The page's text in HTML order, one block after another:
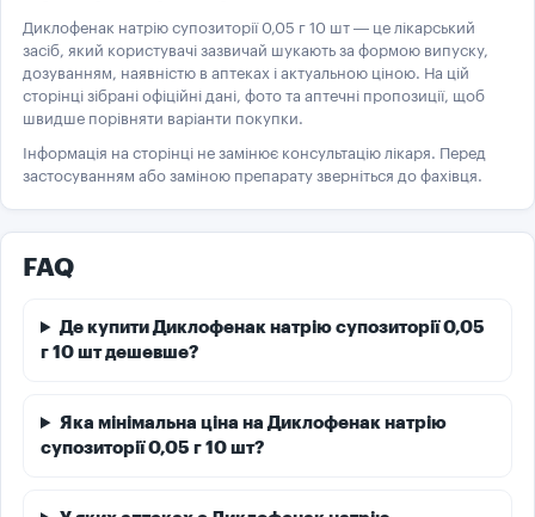
Диклофенак натрію супозиторії 0,05 г 10 шт — це лікарський
засіб, який користувачі зазвичай шукають за формою випуску,
дозуванням, наявністю в аптеках і актуальною ціною. На цій
сторінці зібрані офіційні дані, фото та аптечні пропозиції, щоб
швидше порівняти варіанти покупки.
Інформація на сторінці не замінює консультацію лікаря. Перед
застосуванням або заміною препарату зверніться до фахівця.
FAQ
Де купити Диклофенак натрію супозиторії 0,05
г 10 шт дешевше?
Яка мінімальна ціна на Диклофенак натрію
супозиторії 0,05 г 10 шт?